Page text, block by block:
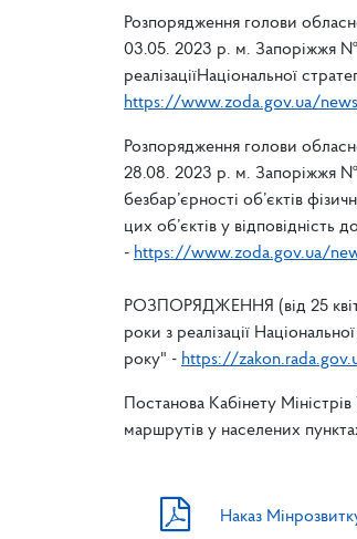
Розпорядження голови
03.05. 2023 р. м. Запоріжжя №
реалізаціїНаціональної
https://www.zoda.gov.ua/
Розпорядження голови
28.08. 2023 р. м. Запоріжжя №
безбар’єрності об’єктів
цих об’єктів у відповідність
- https://www.zoda.gov.ua/
РОЗПОРЯДЖЕННЯ (від 25
роки з реалізації
року" - https://
Постанова Кабінету
маршрутів у населених
Наказ